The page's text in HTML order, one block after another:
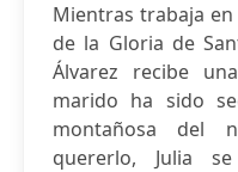
Mientras trabaja
de la Gloria de
Álvarez recibe
marido ha sido
montañosa del
quererlo, Julia